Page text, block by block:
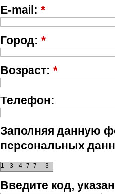
E-mail: *
Город: *
Возраст: *
Телефон:
Заполняя данную
персональных
3
4 7 7
3
1
Введите код,